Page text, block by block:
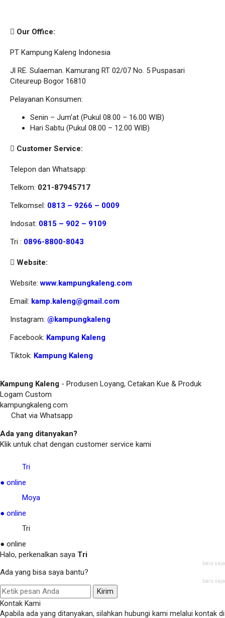
Our Office:
PT Kampung Kaleng Indonesia
Jl RE. Sulaeman. Kamurang RT 02/07 No. 5 Puspasari
Citeureup Bogor 16810
Pelayanan Konsumen:
Senin – Jum’at (Pukul 08.00 – 16.00 WIB)
Hari Sabtu (Pukul 08.00 – 12.00 WIB)
Customer Service:
Telepon dan Whatsapp:
Telkom: 021-87945717
Telkomsel: 0813 – 9266 – 0009
Indosat: 0815 – 902 – 9109
Tri : 0896-8800-8043
Website:
Website:www.kampungkaleng.com
Email: kamp.kaleng@gmail.com
Instagram: @kampungkaleng
Facebook: Kampung Kaleng
Tiktok: Kampung Kaleng
Kampung Kaleng - Produsen Loyang, Cetakan Kue & Produk
Logam Custom
kampungkaleng.com
Chat via Whatsapp
Ada yang ditanyakan?
Klik untuk chat dengan customer service kami
Tri
● online
Moya
● online
Tri
● online
Halo, perkenalkan saya Tri
baru saja
Ada yang bisa saya bantu?
baru saja
Kirim
Kontak Kami
Apabila ada yang ditanyakan, silahkan hubungi kami melalui kontak di